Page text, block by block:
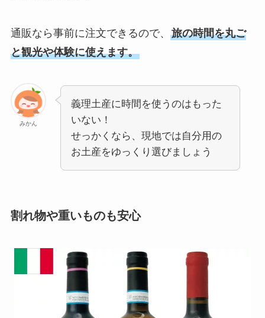
通販なら事前に注文できるので、 旅の時間を丸ご
と観光や体験に使えます。
みかん
義理土産に時間を使うのはもった
いない！
せっかくなら、現地では自分用の
お土産をゆっくり選びましょう
割れ物や重いものも安心